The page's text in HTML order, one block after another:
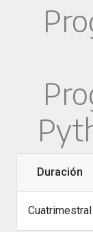
Duración
Cuatrimestral